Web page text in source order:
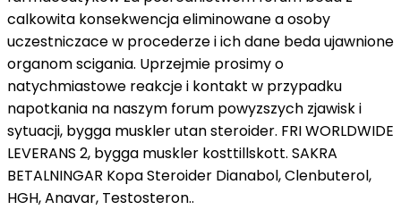
calkowita konsekwencja eliminowane a osoby
uczestniczace w procederze i ich dane beda ujawnione
organom scigania. Uprzejmie prosimy o
natychmiastowe reakcje i kontakt w przypadku
napotkania na naszym forum powyzszych zjawisk i
sytuacji, bygga muskler utan steroider. FRI WORLDWIDE
LEVERANS 2, bygga muskler kosttillskott. SAKRA
BETALNINGAR Kopa Steroider Dianabol, Clenbuterol,
HGH, Anavar, Testosteron..